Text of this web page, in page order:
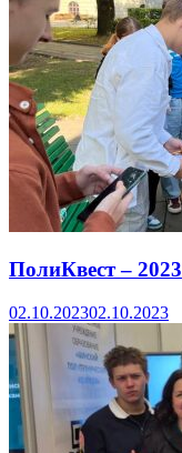
ПолиКвест – 2023
02.10.202302.10.2023